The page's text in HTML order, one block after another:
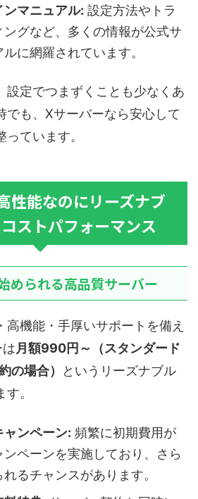
マニュアル: 設定方法やトラ
ングなど、多くの情報が公式サ
に網羅されています。
設定でつまずくことも少なくあ
でも、Xサーバーなら安心して
ています。
性能なのにリーズナブ
ストパフォーマンス
められる高品質サーバー
高機能・手厚いサポートを備え
月額990円～（スタンダード
の場合）
というリーズナブル
。
ンペーン: 頻繁に初期費用が
ペーンを実施しており、さら
るチャンスがあります。